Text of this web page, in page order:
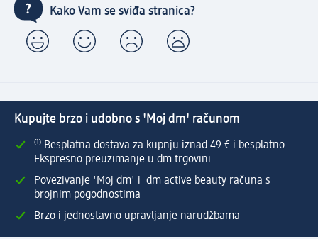
Kako Vam se sviđa stranica?
Kupujte brzo i udobno s 'Moj dm' računom
⁽¹⁾ Besplatna dostava za kupnju iznad 49 € i besplatno
Ekspresno preuzimanje u dm trgovini
Povezivanje 'Moj dm' i dm active beauty računa s
brojnim pogodnostima
Brzo i jednostavno upravljanje narudžbama